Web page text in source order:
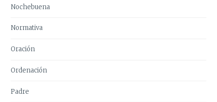
Nochebuena
Normativa
Oración
Ordenación
Padre